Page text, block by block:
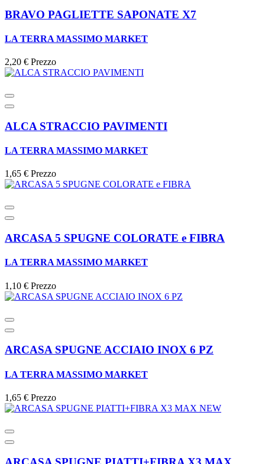
BRAVO PAGLIETTE SAPONATE X7
LA TERRA MASSIMO MARKET
2,20 € Prezzo
ALCA STRACCIO PAVIMENTI
LA TERRA MASSIMO MARKET
1,65 € Prezzo
ARCASA 5 SPUGNE COLORATE e FIBRA
LA TERRA MASSIMO MARKET
1,10 € Prezzo
ARCASA SPUGNE ACCIAIO INOX 6 PZ
LA TERRA MASSIMO MARKET
1,65 € Prezzo